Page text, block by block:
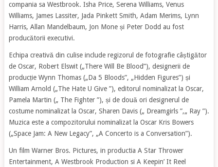
compania sa Westbrook. Isha Price, Serena Williams, Venus
Williams, James Lassiter, Jada Pinkett Smith, Adam Merims, Lynn
Harris, Allan Mandelbaum, Jon Mone și Peter Dodd au fost
producătorii executivi.
Echipa creativă din culise include regizorul de fotografie câștigător
de Oscar, Robert Elswit („There Will Be Blood”), designerii de
producție Wynn Thomas („Da 5 Bloods”, „Hidden Figures”) și
William Arnold („The Hate U Give ”), editorul nominalizat la Oscar,
Pamela Martin („ The Fighter ”), și de două ori designerul de
costume nominalizat la Oscar, Sharen Davis („ Dreamgirls ”,„ Ray ”).
Muzica este a compozitorului nominalizat la Oscar Kris Bowers
(„Space Jam: A New Legacy”, „A Concerto is a Conversation”).
Un film Warner Bros. Pictures, in productia A Star Thrower
Entertainment, A Westbrook Production si A Keepin’ It Reel